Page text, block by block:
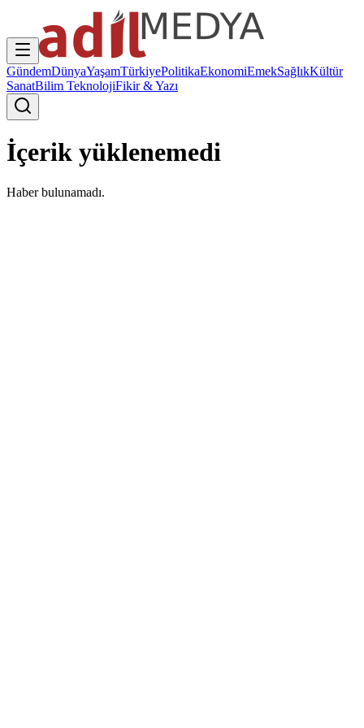
GündemDünyaYaşamTürkiyePolitikaEkonomiEmekSağlıkKültür
SanatBilim TeknolojiFikir & Yazı
İçerik yüklenemedi
Haber bulunamadı.